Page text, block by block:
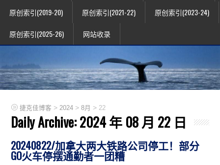
原创索引(2019-20) 原创索引(2021-22) 原创索引(2023-24)
原创索引(2025-26) 网站收录
捷克佳博客 > 2024 >8月 > 22
Daily Archive:2024 年 08 月 22 日
20240822/加拿大两大铁路公司停工！部分
GO火车停摆通勤者一团糟